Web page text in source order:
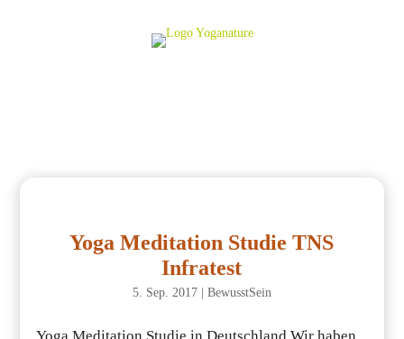
Yoga Meditation Studie TNS
Infratest
5. Sep. 2017| BewusstSein